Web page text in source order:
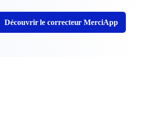
Découvrir le correcteur MerciApp